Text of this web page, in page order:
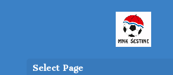
Select Page